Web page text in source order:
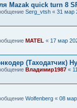
Mazak quick turn 8
Serg_vtsh « 31 мар
MATEL « 17 мар
(Таходатчик)
Владимир1987 «
Wolfenberg « 08